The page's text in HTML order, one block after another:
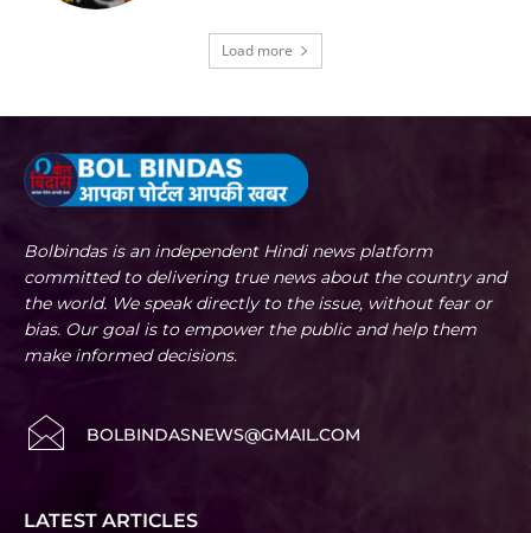
Load more
Bolbindas is an independent Hindi news platform
committed to delivering true news about the country and
the world. We speak directly to the issue, without fear or
bias. Our goal is to empower the public and help them
make informed decisions.
BOLBINDASNEWS@GMAIL.COM
LATEST ARTICLES